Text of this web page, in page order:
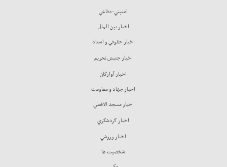
امنيتي-دفاعي
اخبار بين الملل
اخبار حقوقي و اسناد
اخبار جنبش تحريم
اخبار آوارگان
اخبار جهاد و مقاومت
اخبار مسجد الاقصي
اخبار گردشگري
اخبار ورزشي
شخصيت ها